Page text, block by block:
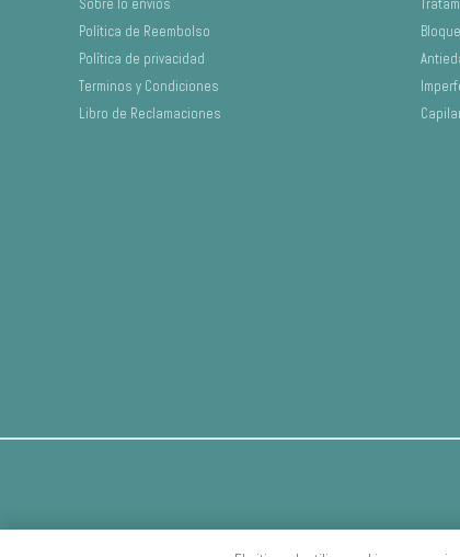
Sobre lo envios
Política de Reembolso
Política de privacidad
Terminos y Condiciones
Libro de Reclamaciones